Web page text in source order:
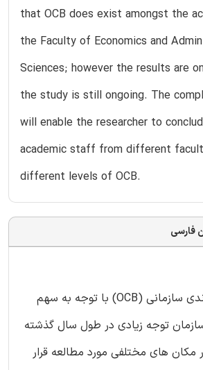
that OCB does exist amongst the
the Faculty of Economics and
Sciences; however the results are
the study is still ongoing. The
will enable the researcher to
academic staff from different
different levels of OCB.
فارسی
موضوع رفتار شهروندی سازمانی (OCB) با توجه به سهم
توجه زیادی در طول سال گذشته
های مختلفی مورد مطالعه قرار